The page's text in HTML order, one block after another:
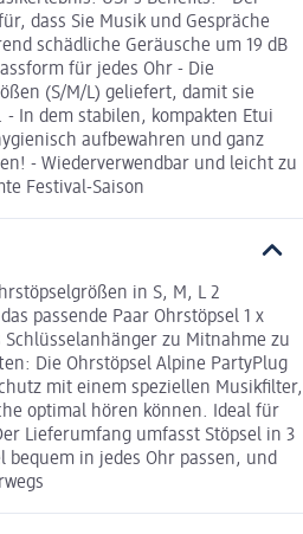
dass Sie Musik und Gespräche
schädliche Geräusche um 19 dB
für jedes Ohr - Die
(S/M/L) geliefert, damit sie
- In dem stabilen, kompakten Etui
aufbewahren und ganz
- Wiederverwendbar und leicht zu
Festival-Saison
in S, M, L 2
passende Paar Ohrstöpsel 1 x
zu Mitnahme zu
Die Ohrstöpsel Alpine PartyPlug
mit einem speziellen Musikfilter,
optimal hören können. Ideal für
Lieferumfang umfasst Stöpsel in 3
bequem in jedes Ohr passen, und